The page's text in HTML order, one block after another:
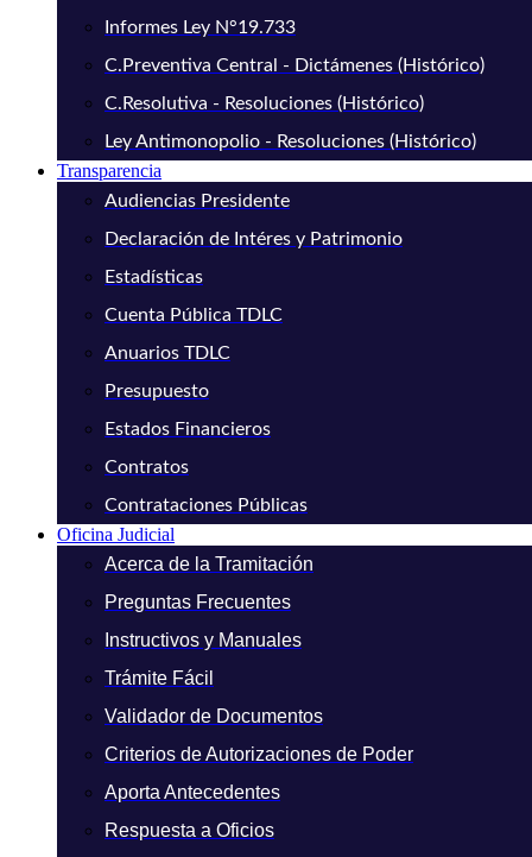
Informes Ley N°19.733
C.Preventiva Central - Dictámenes (Histórico)
C.Resolutiva - Resoluciones (Histórico)
Ley Antimonopolio - Resoluciones (Histórico)
Transparencia
Audiencias Presidente
Declaración de Intéres y Patrimonio
Estadísticas
Cuenta Pública TDLC
Anuarios TDLC
Presupuesto
Estados Financieros
Contratos
Contrataciones Públicas
Oficina Judicial
Acerca de la Tramitación
Preguntas Frecuentes
Instructivos y Manuales
Trámite Fácil
Validador de Documentos
Criterios de Autorizaciones de Poder
Aporta Antecedentes
Respuesta a Oficios